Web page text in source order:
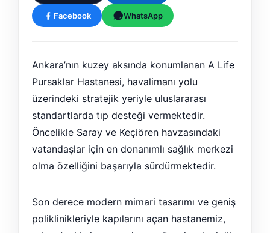
Facebook WhatsApp
Ankara’nın kuzey aksında konumlanan A Life
Pursaklar Hastanesi, havalimanı yolu
üzerindeki stratejik yeriyle uluslararası
standartlarda tıp desteği vermektedir.
Öncelikle Saray ve Keçiören havzasındaki
vatandaşlar için en donanımlı sağlık merkezi
olma özelliğini başarıyla sürdürmektedir.
Son derece modern mimari tasarımı ve geniş
poliklinikleriyle kapılarını açan hastanemiz,